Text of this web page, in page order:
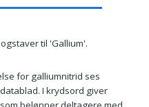
til 'Gallium'.
for galliumnitrid ses
I krydsord giver